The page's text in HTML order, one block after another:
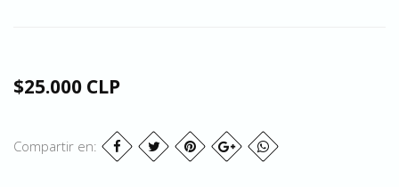
$25.000 CLP
Compartir en: